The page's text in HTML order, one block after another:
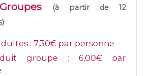
(à partir de 12
: 7,30€ par personne
groupe :
6,00€ par